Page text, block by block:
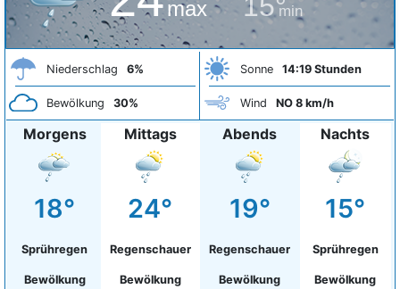
max min
Niederschlag 6%
Bewölkung 30%
Sonne 14:19 Stunden
Wind NO 8 km/h
Morgens
18°
Sprühregen
Bewölkung
Mittags
24°
Regenschauer
Bewölkung
Abends
19°
Regenschauer
Bewölkung
Nachts
15°
Sprühregen
Bewölkung